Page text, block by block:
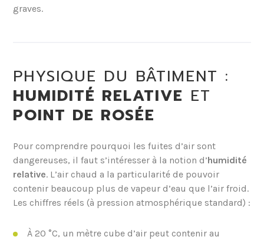
graves.
PHYSIQUE DU BÂTIMENT :
HUMIDITÉ RELATIVE ET
POINT DE ROSÉE
Pour comprendre pourquoi les fuites d’air sont
dangereuses, il faut s’intéresser à la notion d’humidité
relative. L’air chaud a la particularité de pouvoir
contenir beaucoup plus de vapeur d’eau que l’air froid.
Les chiffres réels (à pression atmosphérique standard) :
À 20 °C, un mètre cube d’air peut contenir au